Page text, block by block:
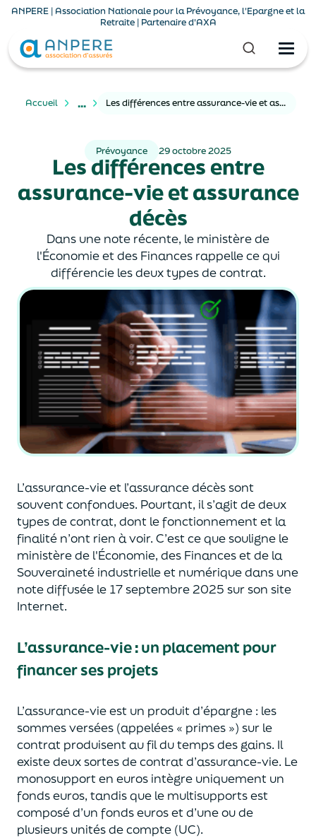
ANPERE | Association Nationale pour la Prévoyance, l'Epargne et la
Retraite | Partenaire d'AXA
Accueil ... Les différences entre assurance-vie et assurance décès
Prévoyance 29 octobre 2025
Les différences entre
assurance-vie et assurance
décès
Dans une note récente, le ministère de
l'Économie et des Finances rappelle ce qui
différencie les deux types de contrat.
L’assurance-vie et l’assurance décès sont
souventconfondues. Pourtant, il s’agit de deux
types de contrat, dont le fonctionnement et la
finalité n’ont rien à voir. C’est ce que souligne le
ministère de l'Économie, des Financeset de la
Souveraineté industrielle et numériquedans une
note diffusée le 17 septembre 2025 sur son site
Internet.
L’assurance-vie : un placement pour
financer ses projets
L’assurance-vie est un produit d’épargne : les
sommes versées (appelées « primes ») sur le
contrat produisent au fil du temps des gains. Il
existe deux sortesde contrat d’assurance-vie. Le
monosupport en euros intègre uniquement un
fonds euros, tandis que le multisupports est
composé d’un fonds euros et d’une ou de
plusieurs unités de compte (UC).